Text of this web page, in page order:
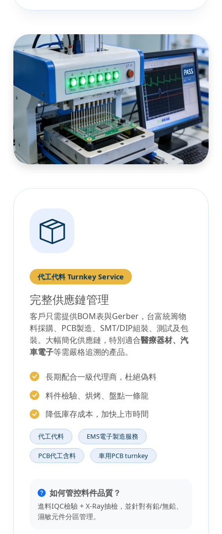
代工代料 Turnkey Service
完整供應鏈管理
客戶只需提供BOM表與Gerber，台富統籌物
料採購、PCB製造、SMT/DIP組裝、測試及包
裝。大幅簡化供應鏈，特別適合醫療器材、汽
車電子等需嚴格追溯的產品。
長期配合一級代理商，杜絕偽料
料件檢驗、烘烤、盤點一條龍
降低庫存成本，加快上市時間
代工代料 EMS電子製造服務
PCB代工含料 車用PCB turnkey
如何管控料件品質？
進料IQC檢驗 + X-Ray抽檢，並針對有鉛/無鉛、
濕敏元件分區管理。